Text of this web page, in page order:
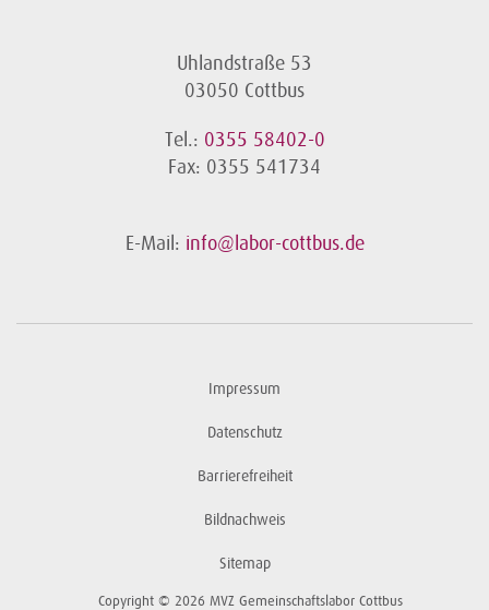
Uhlandstraße 53
03050 Cottbus
Tel.: 0355 58402-0
Fax: 0355 541734
E-Mail: info@labor-cottbus.de
Impressum
Datenschutz
Barrierefreiheit
Bildnachweis
Sitemap
Copyright © 2026 MVZ Gemeinschaftslabor Cottbus